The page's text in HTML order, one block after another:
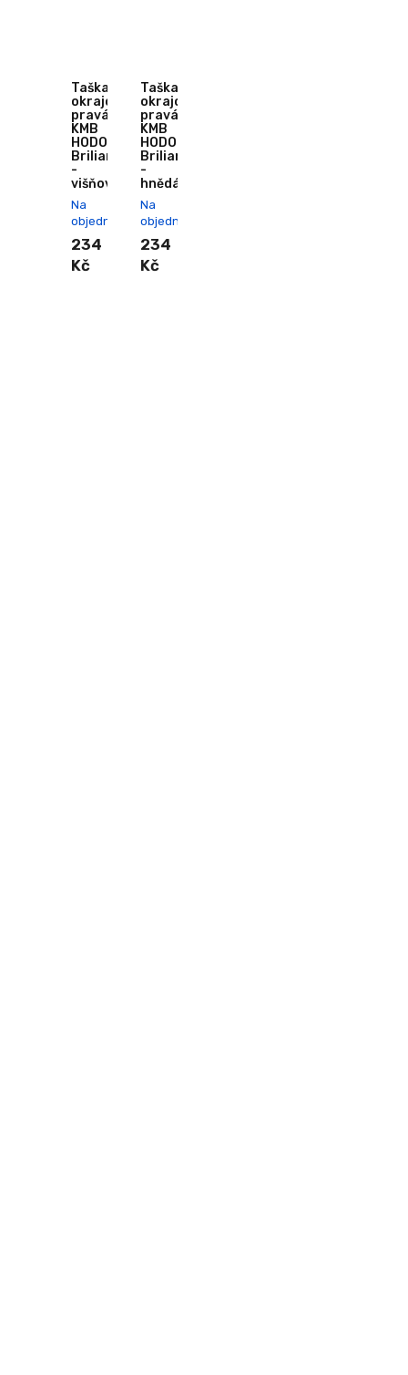
Taška
okrajová
pravá
KMB
HODONKA
Briliant
-
višňová
Na
objednání
234
Kč
Taška
okrajová
pravá
KMB
HODONKA
Briliant
-
hnědá
Na
objednání
234
Kč